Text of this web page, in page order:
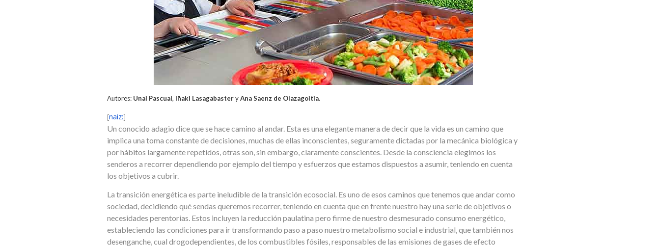
Autores: Unai Pascual, Iñaki LasagabasteryAna Saenz de Olazagoitia.
[naiz:]
Un conocido adagio dice que se hace camino al andar. Esta es una elegante manera de decir que la vida es un camino que
implica una toma constante de decisiones, muchas de ellas inconscientes, seguramente dictadas por la mecánica biológica y
por hábitos largamente repetidos, otras son, sin embargo, claramente conscientes. Desde la consciencia elegimos los
senderos a recorrer dependiendo por ejemplo del tiempo y esfuerzos que estamos dispuestos a asumir, teniendo en cuenta
los objetivos a cubrir.
La transición energética es parte ineludible de la transición ecosocial. Es uno de esos caminos que tenemos que andar como
sociedad, decidiendo qué sendas queremos recorrer, teniendo en cuenta que en frente nuestro hay una serie de objetivos o
necesidades perentorias. Estos incluyen la reducción paulatina pero firme de nuestro desmesurado consumo energético,
estableciendo las condiciones para ir transformando paso a paso nuestro metabolismo social e industrial, que también nos
desenganche, cual drogodependientes, de los combustibles fósiles, responsables de las emisiones de gases de efecto